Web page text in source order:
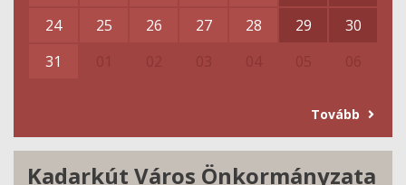
24
25 26 27 28 29
30
31
Tovább
Kadarkút Város Önkormányzata